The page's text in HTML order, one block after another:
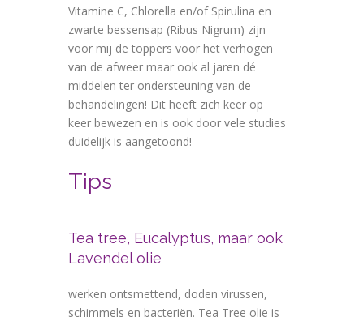
Vitamine C, Chlorella en/of Spirulina en
zwarte bessensap (Ribus Nigrum) zijn
voor mij de toppers voor het verhogen
van de afweer maar ook al jaren dé
middelen ter ondersteuning van de
behandelingen! Dit heeft zich keer op
keer bewezen en is ook door vele studies
duidelijk is aangetoond!
Tips
Tea tree, Eucalyptus, maar ook
Lavendel olie
werken ontsmettend, doden virussen,
schimmels en bacteriën. Tea Tree olie is